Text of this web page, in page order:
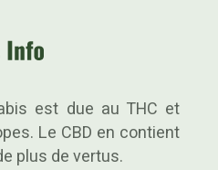
est due au THC et
Le CBD en contient
plus de vertus.